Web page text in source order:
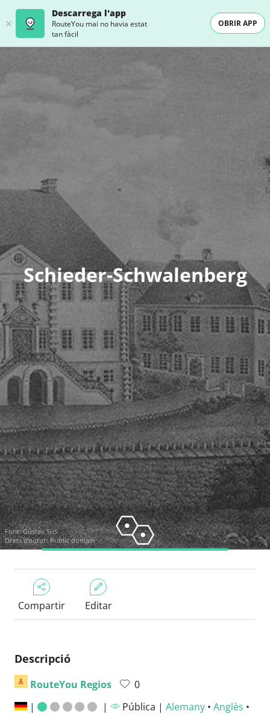
Descarrega l'app
RouteYou mai no havia estat
tan fàcil
OBRIR APP
Schieder-Schwalenberg
Font:Gustav Süs
Drets d'autor: Public domain
Compartir Editar
Descripció
RouteYou Regios
0
|
| Pública | Alemany• Anglès •